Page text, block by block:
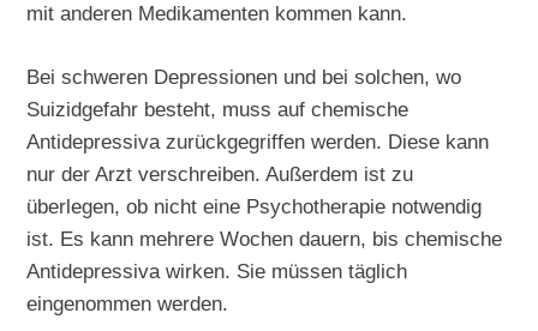
mit anderen Medikamenten kommen kann.
Bei schweren Depressionen und bei solchen, wo
Suizidgefahr besteht, muss auf chemische
Antidepressiva zurückgegriffen werden. Diese kann
nur der Arzt verschreiben. Außerdem ist zu
überlegen, ob nicht eine Psychotherapie notwendig
ist. Es kann mehrere Wochen dauern, bis chemische
Antidepressiva wirken. Sie müssen täglich
eingenommen werden.